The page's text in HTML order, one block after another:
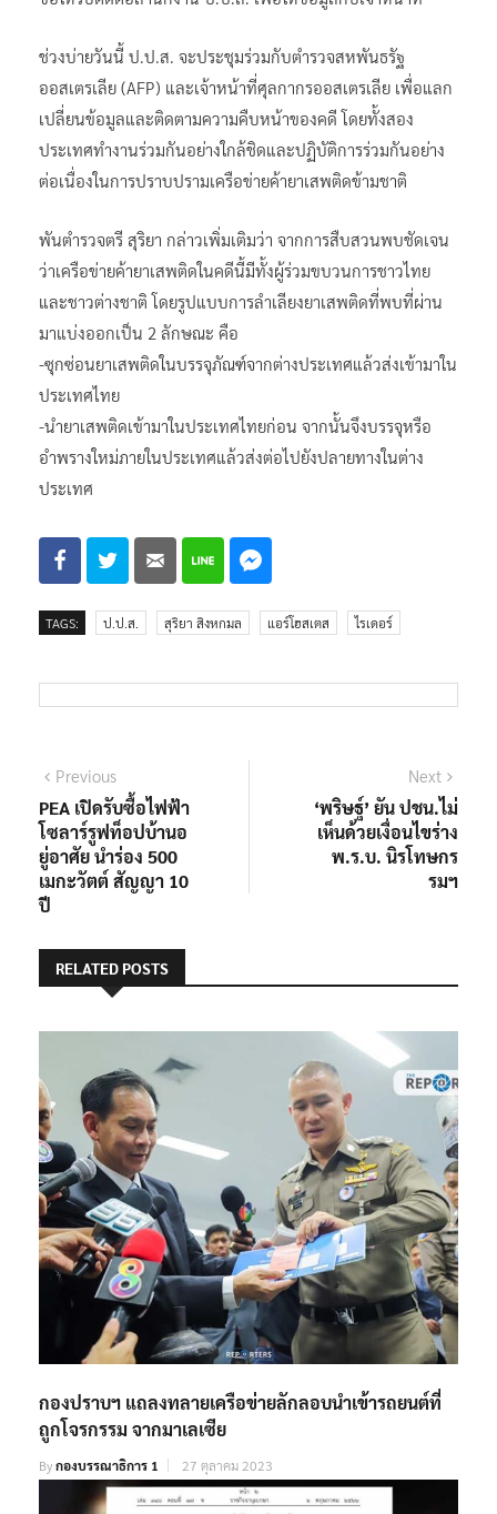
ช่วงบ่ายวันนี้ ป.ป.ส. จะประชุมร่วมกับตำรวจสหพันธรัฐ
ออสเตรเลีย (AFP) และเจ้าหน้าที่ศุลกากรออสเตรเลีย เพื่อแลก
เปลี่ยนข้อมูลและติดตามความคืบหน้าของคดี โดยทั้งสอง
ประเทศทำงานร่วมกันอย่างใกล้ชิดและปฏิบัติการร่วมกันอย่าง
ต่อเนื่องในการปราบปรามเครือข่ายค้ายาเสพติดข้ามชาติ
พันตำรวจตรี สุริยา กล่าวเพิ่มเติมว่า จากการสืบสวนพบชัดเจน
ว่าเครือข่ายค้ายาเสพติดในคดีนี้มีทั้งผู้ร่วมขบวนการชาวไทย
และชาวต่างชาติ โดยรูปแบบการลำเลียงยาเสพติดที่พบที่ผ่าน
มาแบ่งออกเป็น 2 ลักษณะ คือ
-ซุกซ่อนยาเสพติดในบรรจุภัณฑ์จากต่างประเทศแล้วส่งเข้ามาใน
ประเทศไทย
-นำยาเสพติดเข้ามาในประเทศไทยก่อน จากนั้นจึงบรรจุหรือ
อำพรางใหม่ภายในประเทศแล้วส่งต่อไปยังปลายทางในต่าง
ประเทศ
TAGS: ป.ป.ส. สุริยา สิงหกมล แอร์โฮสเตส ไรเดอร์
แนะแนว
เรื่อง
PreviousPrevious
post:
PEA เปิดรับซื้อไฟฟ้า
โซลาร์รูฟท็อปบ้านอ
ยู่อาศัย นำร่อง 500
เมกะวัตต์ สัญญา 10
ปี
Next
‘พริษฐ์’ ยัน ปชน.ไม่
เห็นด้วยเงื่อนไขร่าง
พ.ร.บ. นิรโทษกร
รมฯ
RELATED POSTS
กองปราบฯ แถลงทลายเครือข่ายลักลอบนำเข้ารถยนต์ที่
ถูกโจรกรรม จากมาเลเซีย
Byกองบรรณาธิการ 1 27 ตุลาคม 2023